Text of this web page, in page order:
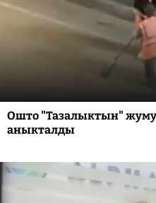
Ошто "Тазалыктын"
аныкталды